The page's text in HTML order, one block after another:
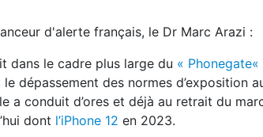
d'alerte français, le Dr Marc Arazi :
dans le cadre plus large du « Phonegate«
dépassement des normes
a conduit d’ores et déjà au retrait du
dont l’iPhone 12 en 2023.